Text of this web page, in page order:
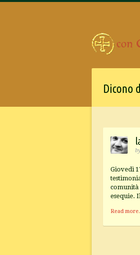
Dicono
Giovedì
comunità
esequie.
Read